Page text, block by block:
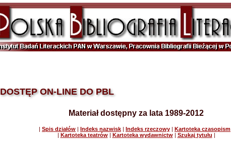
DOSTĘP ON-LINE DO PBL
Materiał dostępny za lata 1989-2012
| Spis działów | Indeks nazwisk | Indeks rzeczowy | Kartoteka czasopism
| Kartoteka teatrów| Kartoteka wydawnictw| Szukaj tytułu |